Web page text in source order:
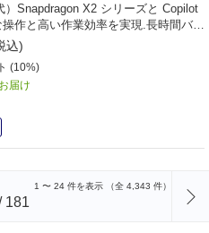
）Snapdragon X2 シリーズと Copilot
作と高い作業効率を実現.長時間バッ
も安心です。
込)
(10%)
届け
1 〜 24 件を表示 （全 4,343 件）
181